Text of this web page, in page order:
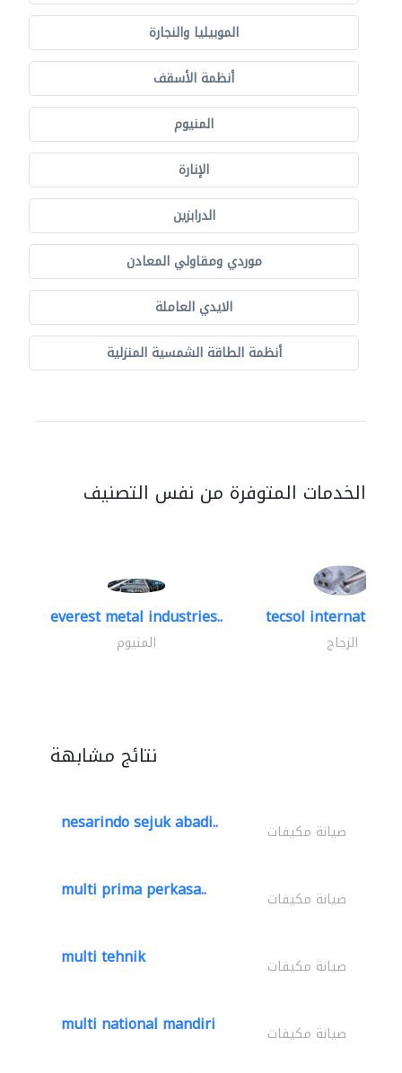
الموبيليا والنجارة
أنظمة الأسقف
المنيوم
الإنارة
الدرابزين
موردي ومقاولي المعادن
الايدي العاملة
أنظمة الطاقة الشمسية المنزلية
الخدمات المتوفرة من نفس التصنيف
everest metal industries..
المنيوم
tecsol
الزجاج
نتائج مشابهة
nesarindo sejuk abadi.. صيانة مكيفات
multi prima perkasa.. صيانة مكيفات
multi tehnik صيانة مكيفات
multi national mandiri صيانة مكيفات